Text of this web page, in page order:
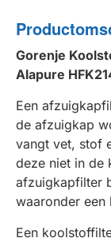
Gorenje
Alapure
Een
de afzuigkap
vangt vet, stof
deze niet in de
afzuigkapfilter
waaronder
Een